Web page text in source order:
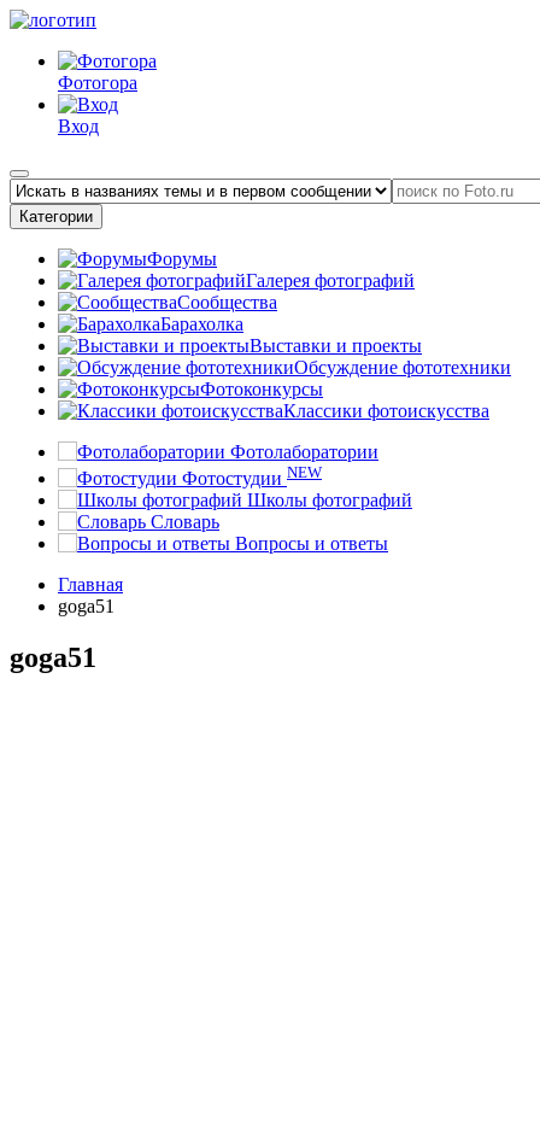
Фотогора
Вход
Категории
Форумы
Галерея фотографий
Сообщества
Барахолка
Выставки и проекты
Обсуждение фототехники
Фотоконкурсы
Классики фотоискусства
Фотолаборатории
Фотостудии NEW
Школы фотографий
Словарь
Вопросы и ответы
Главная
goga51
goga51